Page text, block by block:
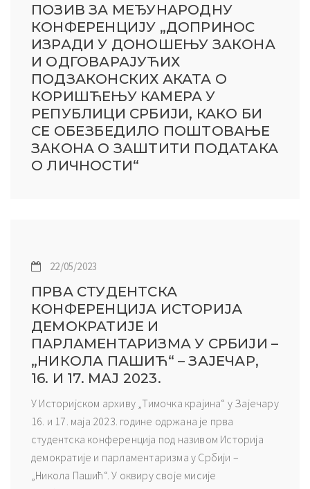
ПОЗИВ ЗА МЕЂУНАРОДНУ
КОНФЕРЕНЦИЈУ „ДОПРИНОС
ИЗРАДИ У ДОНОШЕЊУ ЗАКОНА
И ОДГОВАРАЈУЋИХ
ПОДЗАКОНСКИХ АКАТА О
КОРИШЋЕЊУ КАМЕРА У
РЕПУБЛИЦИ СРБИЈИ, КАКО БИ
СЕ ОБЕЗБЕДИЛО ПОШТОВАЊЕ
ЗАКОНА О ЗАШТИТИ ПОДАТАКА
О ЛИЧНОСТИ“
22/05/2023
ПРВА СТУДЕНТСКА
КОНФЕРЕНЦИЈА ИСТОРИЈА
ДЕМОКРАТИЈЕ И
ПАРЛАМЕНТАРИЗМА У СРБИЈИ –
„НИКОЛА ПАШИЋ“ – ЗАЈЕЧАР,
16. И 17. МАЈ 2023.
У Историјском архиву „Тимочка крајина“ у Зајечару
16. и 17. маја 2023. године одржана је прва
студентска конференција под називом Историја
демократије и парламентаризма у Србији –
„Никола Пашић“. У оквиру своје мисије